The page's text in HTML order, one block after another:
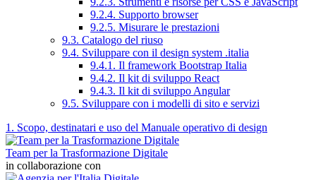
9.2.4. Supporto browser
9.2.5. Misurare le prestazioni
9.3. Catalogo del riuso
9.4. Sviluppare con il design system .italia
9.4.1. Il framework Bootstrap Italia
9.4.2. Il kit di sviluppo React
9.4.3. Il kit di sviluppo Angular
9.5. Sviluppare con i modelli di sito e servizi
1. Scopo, destinatari e uso del Manuale operativo di design
Team per la Trasformazione Digitale
in collaborazione con